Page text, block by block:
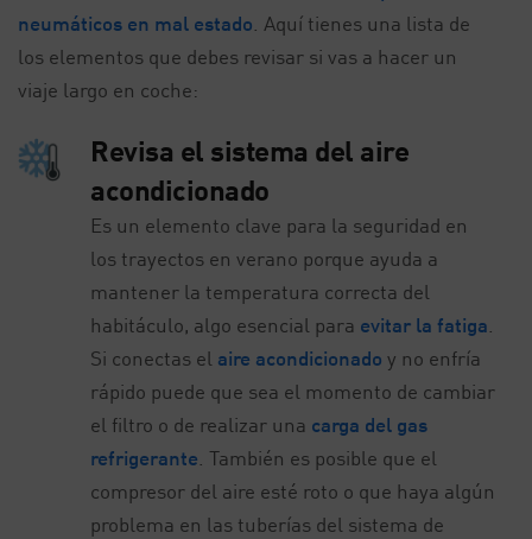
neumáticos en mal estado . Aquí tienes una lista de
los elementos que debes revisar si vas a hacer un
viaje largo en coche:
Revisa el sistema del aire
acondicionado
Es un elemento clave para la seguridad en
los trayectos en verano porque ayuda a
mantener la temperatura correcta del
habitáculo, algo esencial para evitar la fatiga
Si conectas el aire acondicionado y no enfría
rápido puede que sea el momento de cambiar
el filtro o de realizar una carga del gas
refrigerante . También es posible que el
compresor del aire esté roto o que haya algún
problema en las tuberías del sistema de